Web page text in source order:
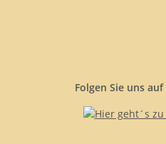
Folgen Sie uns auf